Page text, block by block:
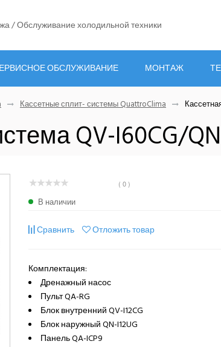
/ Обслуживание холодильной техники
ОБСЛУЖИВАНИЕ МОНТАЖ
Кассетные сплит- системы QuattroClima
QV-I60CG/
( 0 )
В наличии
Сравнить Отложить товар
Комплектация:
Дренажный насос
Пульт QA-RG
Блок внутренний QV-I12CG
Блок наружный QN-I12UG
Панель QA-ICP9